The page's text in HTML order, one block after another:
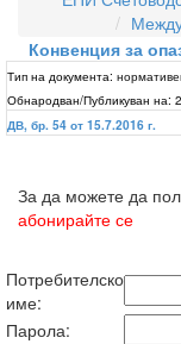
Конвенция за
Тип на документа:
Обнародван/Публикуван на:
ДВ, бр. 54 от 15.7.2016 г.
За да можете да
абонирайте се
Потребителско
име:
Парола: